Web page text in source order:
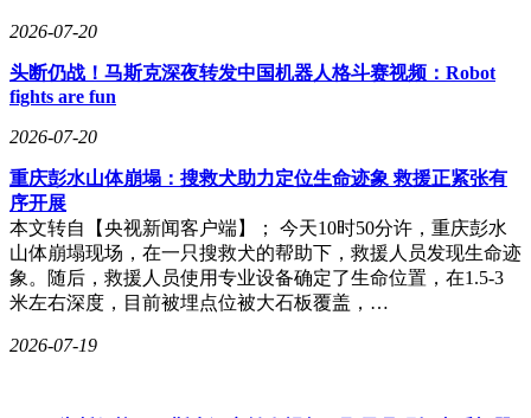
2026-07-20
头断仍战！马斯克深夜转发中国机器人格斗赛视频：Robot
fights are fun
2026-07-20
重庆彭水山体崩塌：搜救犬助力定位生命迹象 救援正紧张有
序开展
本文转自【央视新闻客户端】； 今天10时50分许，重庆彭水
山体崩塌现场，在一只搜救犬的帮助下，救援人员发现生命迹
象。随后，救援人员使用专业设备确定了生命位置，在1.5-3
米左右深度，目前被埋点位被大石板覆盖，…
2026-07-19